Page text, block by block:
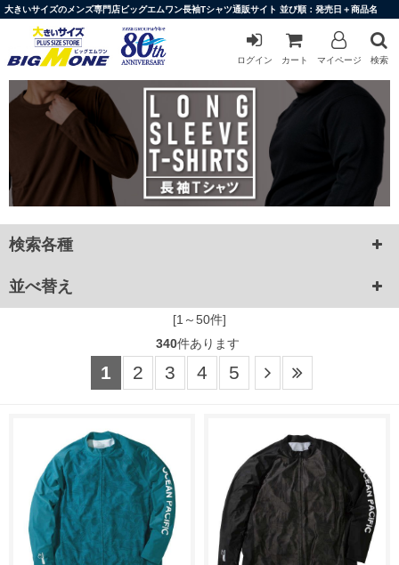
大きいサイズのメンズ専門店ビッグエムワン長袖Tシャツ通販サイト 並び順：発売日＋商品名
ログイン カート マイページ 検索
検索各種
並べ替え
[1～50件]
340件あります
1 2 3 4 5